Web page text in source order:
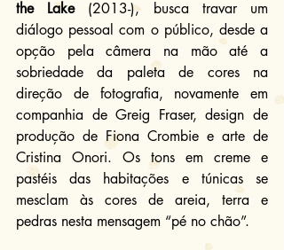
the Lake (2013-), busca travar um
diálogo pessoal com o público, desde a
opção pela câmera na mão até a
sobriedade da paleta de cores na
direção de fotografia, novamente em
companhia de Greig Fraser, design de
produção de Fiona Crombie e arte de
Cristina Onori. Os tons em creme e
pastéis das habitações e túnicas se
mesclam às cores de areia, terra e
pedras nesta mensagem “pé no chão”.